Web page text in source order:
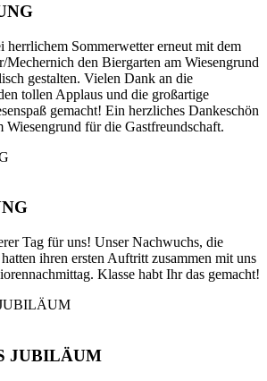
herrlichem Sommerwetter erneut mit dem
den Biergarten am Wiesengrund
gestalten. Vielen Dank an die
tollen Applaus und die großartige
gemacht! Ein herzliches Dankeschön
Wiesengrund für die Gastfreundschaft.
Tag für uns! Unser Nachwuchs, die
ihren ersten Auftritt zusammen mit uns
Klasse habt Ihr das gemacht!
JUBILÄUM